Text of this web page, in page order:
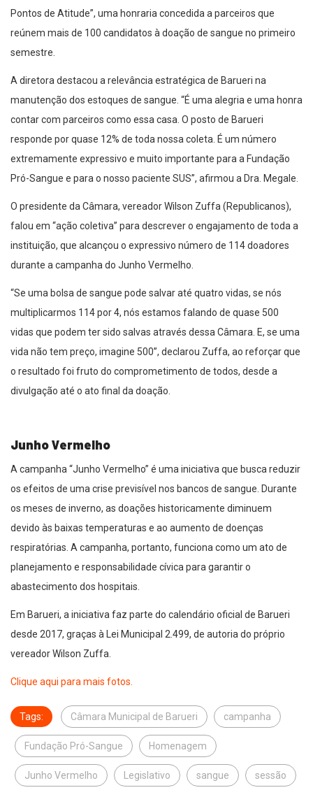
Pontos de Atitude”, uma honraria concedida a parceiros que
reúnem mais de 100 candidatos à doação de sangue no primeiro
semestre.
A diretora destacou a relevância estratégica de Barueri na
manutenção dos estoques de sangue. “É uma alegria e uma honra
contar com parceiros como essa casa. O posto de Barueri
responde por quase 12% de toda nossa coleta. É um número
extremamente expressivo e muito importante para a Fundação
Pró-Sangue e para o nosso paciente SUS”, afirmou a Dra. Megale.
O presidente da Câmara, vereador Wilson Zuffa (Republicanos),
falou em “ação coletiva” para descrever o engajamento de toda a
instituição, que alcançou o expressivo número de 114 doadores
durante a campanha do Junho Vermelho.
“Se uma bolsa de sangue pode salvar até quatro vidas, se nós
multiplicarmos 114 por 4, nós estamos falando de quase 500
vidas que podem ter sido salvas através dessa Câmara. E, se uma
vida não tem preço, imagine 500”, declarou Zuffa, ao reforçar que
o resultado foi fruto do comprometimento de todos, desde a
divulgação até o ato final da doação.
Junho Vermelho
A campanha “Junho Vermelho” é uma iniciativa que busca reduzir
os efeitos de uma crise previsível nos bancos de sangue. Durante
os meses de inverno, as doações historicamente diminuem
devido às baixas temperaturas e ao aumento de doenças
respiratórias. A campanha, portanto, funciona como um ato de
planejamento e responsabilidade cívica para garantir o
abastecimento dos hospitais.
Em Barueri, a iniciativa faz parte do calendário oficial de Barueri
desde 2017, graças à Lei Municipal 2.499, de autoria do próprio
vereador Wilson Zuffa.
Clique aqui para mais fotos.
Tags: Câmara Municipal de Barueri campanha
Fundação Pró-Sangue Homenagem
Junho Vermelho Legislativo sangue sessão